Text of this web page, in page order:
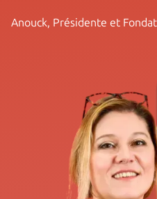
Anouck, Présidente et